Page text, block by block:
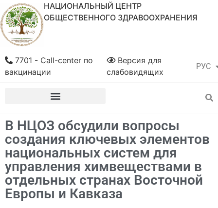
НАЦИОНАЛЬНЫЙ ЦЕНТР
ОБЩЕСТВЕННОГО ЗДРАВООХРАНЕНИЯ
РУС
ҚАЗ
Версия для
слабовидящих
7701 - Call-center по
вакцинации
В НЦОЗ обсудили вопросы
создания ключевых элементов
национальных систем для
управления химвеществами в
отдельных странах Восточной
Европы и Кавказа